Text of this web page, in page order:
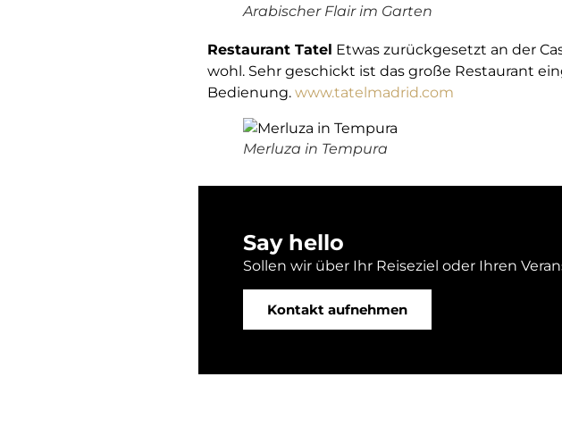
Arabischer Flair im Garten
Restaurant Tatel Etwas zurückgesetzt an der
wohl. Sehr geschickt ist das große Restaurant
Bedienung. www.tatelmadrid.com
Merluza in Tempura
Say hello
Sollen wir über Ihr Reiseziel oder Ihren
Kontakt aufnehmen